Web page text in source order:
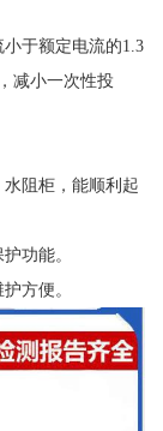
于额定电流的1.3
减小一次性投
阻柜，能顺利起
功能。
方便。